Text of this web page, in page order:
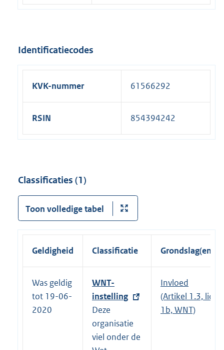
Identificatiecodes
KVK-nummer 61566292
RSIN 854394242
Classificaties (1)
Toon volledige tabel
Geldigheid Classificatie Grondslag(en)
Was geldig
tot 19-06-
2020
E
x
t
e
r
WNT-
instelling
Deze
organisatie
viel onder de
Invloed
(Artikel 1.3, lid
1b, WNT)